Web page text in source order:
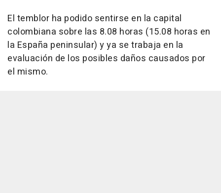
El temblor ha podido sentirse en la capital
colombiana sobre las 8.08 horas (15.08 horas en
la España peninsular) y ya se trabaja en la
evaluación de los posibles daños causados por
el mismo.